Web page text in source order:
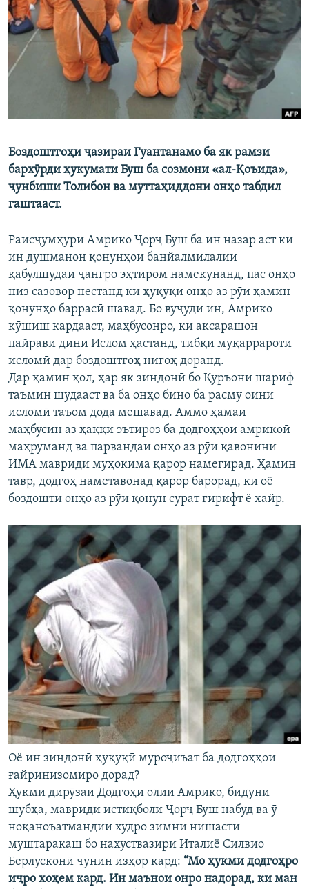
ГУЗОРИШҲОИ РАДИОӢ
Русский
ПАЙГИРӢ КУНЕД
Ҳамаи сомонаҳои RFE/RL
Боздоштгоҳи ҷазираи Гуантанамо ба як рамзи
бархӯрди ҳукумати Буш ба созмони «ал-Қоъида»,
ҷунбиши Толибон ва муттаҳиддони онҳо табдил
гаштааст.
Раисҷумҳури Амрико Ҷорҷ Буш ба ин назар аст ки
ин душманон қонунҳои банйалмилалии
қабулшудаи ҷангро эҳтиром намекунанд, пас онҳо
низ сазовор нестанд ки ҳуқуқи онҳо аз рӯи ҳамин
қонунҳо баррасӣ шавад. Бо вуҷуди ин, Амрико
кӯшиш кардааст, маҳбусонро, ки аксарашон
пайрави дини Ислом ҳастанд, тибқи муқаррароти
исломӣ дар боздоштгоҳ нигоҳ доранд.
Дар ҳамин ҳол, ҳар як зиндонӣ бо Қуръони шариф
таъмин шудааст ва ба онҳо бино ба расму оини
исломӣ таъом дода мешавад. Аммо ҳамаи
маҳбусин аз ҳаққи эътироз ба додгоҳҳои амрикоӣ
маҳруманд ва парвандаи онҳо аз рӯи қавонини
ИМА мавриди муҳокима қарор намегирад. Ҳамин
тавр, додгоҳ наметавонад қарор барорад, ки оё
боздошти онҳо аз рӯи қонун сурат гирифт ё хайр.
Оё ин зиндонӣ ҳуқуқӣ муроҷиъат ба додгоҳҳои
ғайринизомиро дорад?
Ҳукми дирӯзаи Додгоҳи олии Амрико, бидуни
шубҳа, мавриди истиқболи Ҷорҷ Буш набуд ва ӯ
ноқаноъатмандии худро зимни нишасти
муштаракаш бо нахуствазири Италиё Силвио
Берлусконӣ чунин изҳор кард: “Мо ҳукми додгоҳро
иҷро хоҳем кард. Ин маънои онро надорад, ки ман